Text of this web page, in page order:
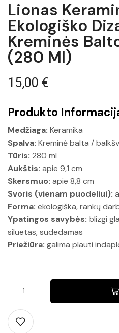
Lionas
Ekologiško
Kreminės
(280 Ml)
15,00 €
Produkto
Medžiaga: Keramika
Spalva: Kreminė balta /
Tūris: 280 ml
Aukštis: apie 9,1 cm
Skersmuo: apie 8,8 cm
Svoris (vienam puodeliui):
Forma: ekologiška, rankų
Ypatingos savybės: blizgi
siluetas, sudedamas
Priežiūra: galima plauti